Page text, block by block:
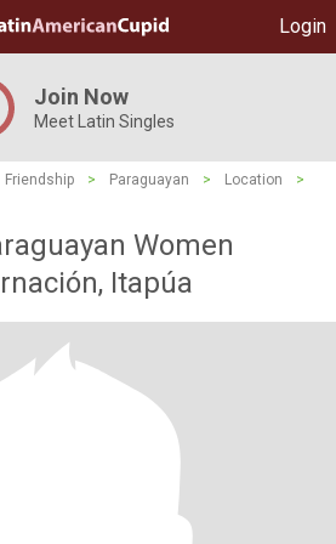
Login
Join Now
Meet Latin Singles
Friendship > Paraguayan > Location
>
Women
Itapúa